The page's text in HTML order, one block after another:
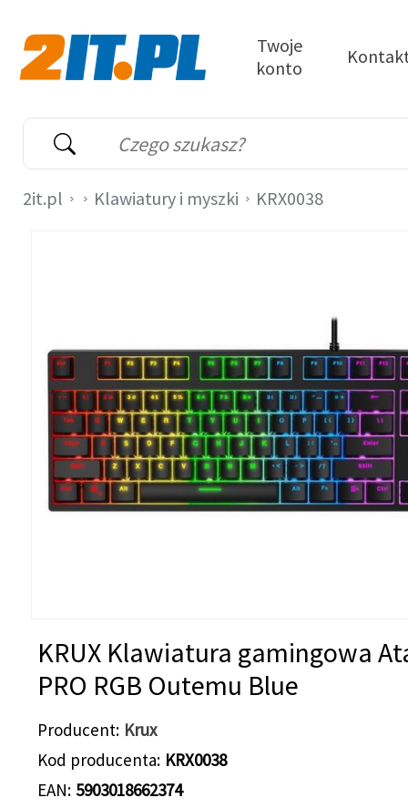
Wyszukiwarka
Słowo kluczowe
Twoje
konto
2it.pl Klawiatury i myszki KRX0038
KRUX Klawiatura gamingowa
PRO RGB Outemu Blue
Producent Krux
Kod producenta KRX0038
EAN 5903018662374